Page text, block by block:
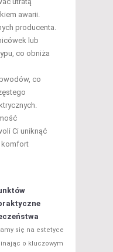
awarii.
producenta.
lub
co obniża
co
Ci uniknąć
komfort
się na estetyce
o kluczowym